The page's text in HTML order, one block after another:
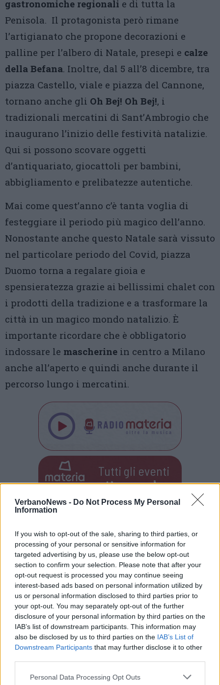
VerbanoNews - Do Not Process My Personal
Information
If you wish to opt-out of the sale, sharing to third parties, or
processing of your personal or sensitive information for
targeted advertising by us, please use the below opt-out
section to confirm your selection. Please note that after your
opt-out request is processed you may continue seeing
interest-based ads based on personal information utilized by
us or personal information disclosed to third parties prior to
your opt-out. You may separately opt-out of the further
disclosure of your personal information by third parties on the
IAB’s list of downstream participants. This information may
also be disclosed by us to third parties on the IAB’s List of
Downstream Participants that may further disclose it to other
Personal Data Processing Opt Outs
gastronomiche regionali e di tutta la
Penisola. Il protagonista però rimane
l’artigianato che propone decorazioni e
palline per l’albero di Natale, presepi e calze
della Befana. Inoltre, dal 5 all’8 dicembre, tra
piazza Castello, viale e piazza del Cannone,
tornano anche gli Oh Bej! Oh Bej!, i
tradizionali mercatini di Sant’Ambrogio che
inaugurano l’inizio delle festività natalizie.
Qui si possono scovare oggetti
d’antiquariato, giocattoli per bambini,
abbigliamento e prelibatezze autentiche.
Mai come quest’anno c’è tanta voglia di
festeggiare il periodo più magico dell’anno.
Nonostante anche questo Natale sarà vissuto
nel particolare periodo del Covid, piazza
Duomo torna a regalare gioia e
spensieratezza grazie ai bellissimi chalet con
i prodotti della tradizione e a trasformare la
città in un magico mondo natalizio. È
importante ricordare che è obbligatorio
indossare le mascherine in centro a Milano
anche all’aperto e quindi anche durante il
percorso lungo i mercatini.
Tutti gli eventi
diagosto
PIÙ INFORMAZIONI SU
duomo di milano
mercatini di natale 2021 milano
LEGGI GLI ALTRI ARTICOLI DI
LOMBARDIA